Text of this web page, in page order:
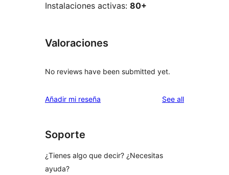
Instalaciones activas: 80+
Valoraciones
No reviews have been submitted yet.
Añadir mi reseña See allreviews
Soporte
¿Tienes algo que decir? ¿Necesitas
ayuda?